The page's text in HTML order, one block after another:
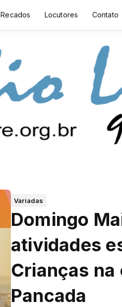
Recados Locutores Contato
Variadas
Domingo
atividades
Crianças na
Pancada